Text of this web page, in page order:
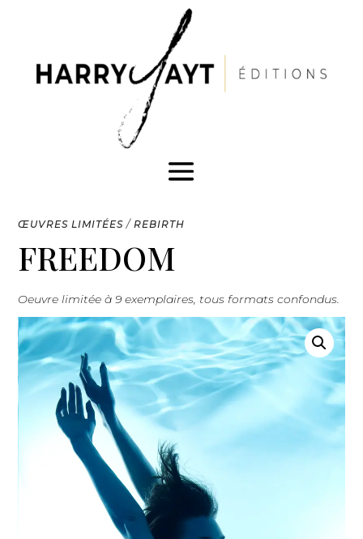
ŒUVRES LIMITÉES /REBIRTH
FREEDOM
Oeuvre limitée à 9 exemplaires, tous formats confondus.